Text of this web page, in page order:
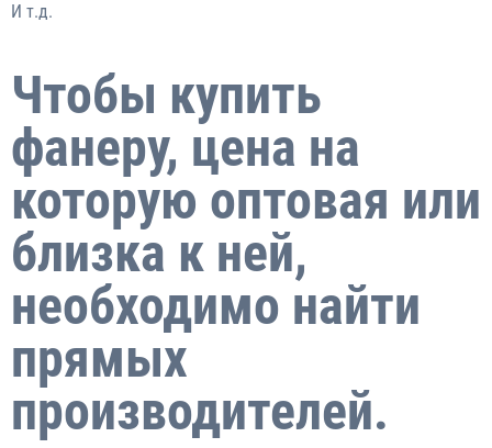
И т.д.
Чтобы купить
фанеру, цена на
которую оптовая или
близка к ней,
необходимо найти
прямых
производителей.